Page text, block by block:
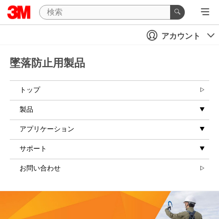
アカウント
墜落防止用製品
トップ
製品
アプリケーション
サポート
お問い合わせ